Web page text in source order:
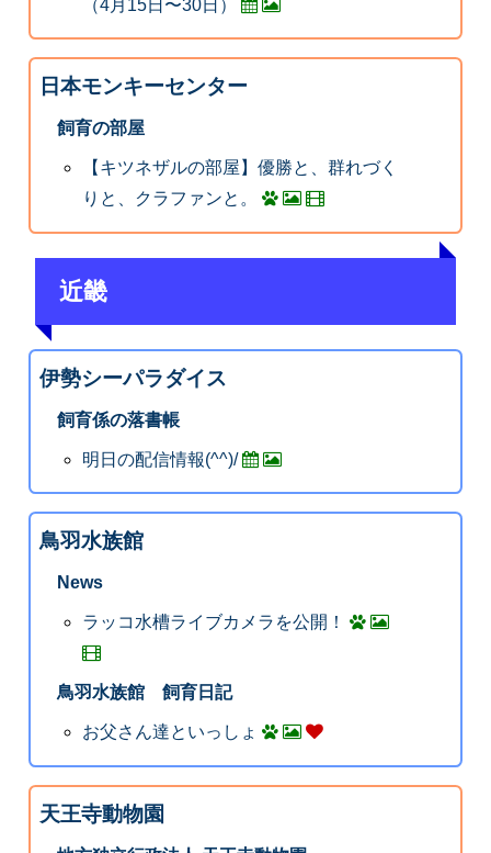
（4月15日〜30日）
日本モンキーセンター
飼育の部屋
【キツネザルの部屋】優勝と、群れづく
りと、クラファンと。
近畿
伊勢シーパラダイス
飼育係の落書帳
明日の配信情報(^^)/
鳥羽水族館
News
ラッコ水槽ライブカメラを公開！
鳥羽水族館 飼育日記
お父さん達といっしょ
天王寺動物園